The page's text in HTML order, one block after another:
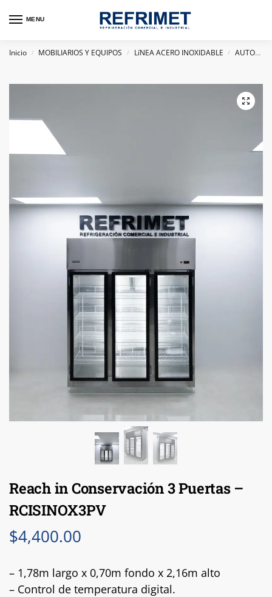
MENU
Inicio / MOBILIARIOS Y EQUIPOS / LíNEA ACERO INOXIDABLE / AUTOSERVICIO CERRADO REACH IN
Reach in Conservación 3 Puertas –
RCISINOX3PV
$4,400.00
– 1,78m largo x 0,70m fondo x 2,16m alto
– Control de temperatura digital.